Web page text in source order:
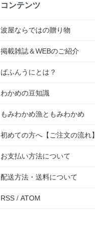
コンテンツ
波屋ならではの贈り物
掲載雑誌＆WEBのご紹介
ばふんうにとは？
わかめの豆知識
もみわかめ漁ともみわかめ
初めての方へ【ご注文の流れ】
お支払い方法について
配送方法・送料について
RSS / ATOM